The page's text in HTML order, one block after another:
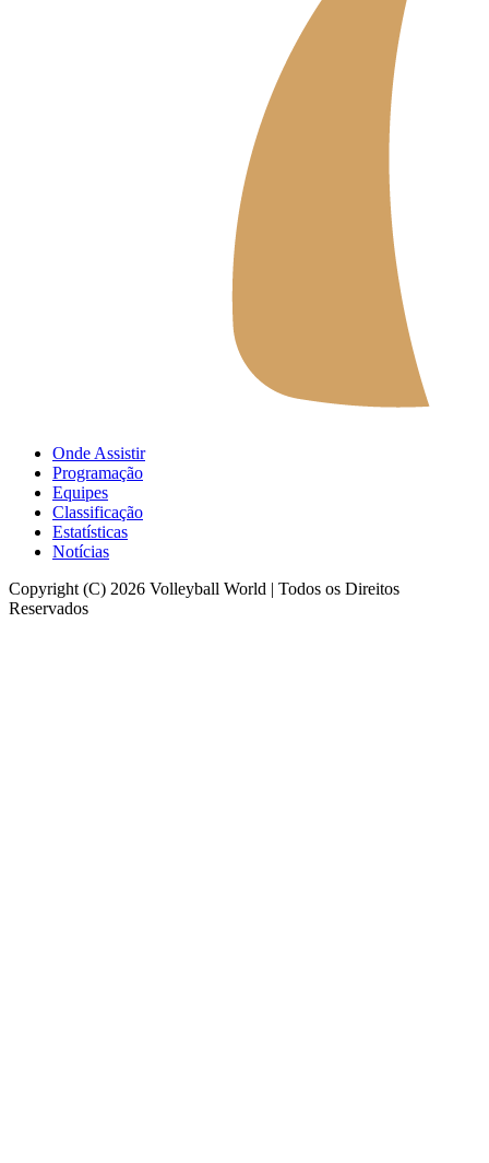
Onde Assistir
Programação
Equipes
Classificação
Estatísticas
Notícias
Copyright (C) 2026 Volleyball World | Todos os Direitos
Reservados